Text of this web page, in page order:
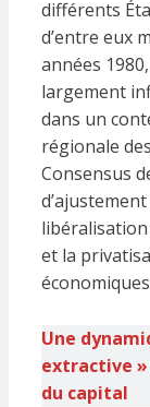
différents
d’entre eux
années
largement
dans un
régionale
Consensus
et la
Une
extractive
du capital